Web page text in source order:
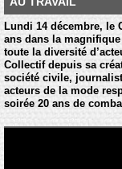
Lundi 14 décembre, le
ans dans la
toute la diversité
Collectif depuis sa
société civile,
acteurs de la mode
soirée 20 ans de